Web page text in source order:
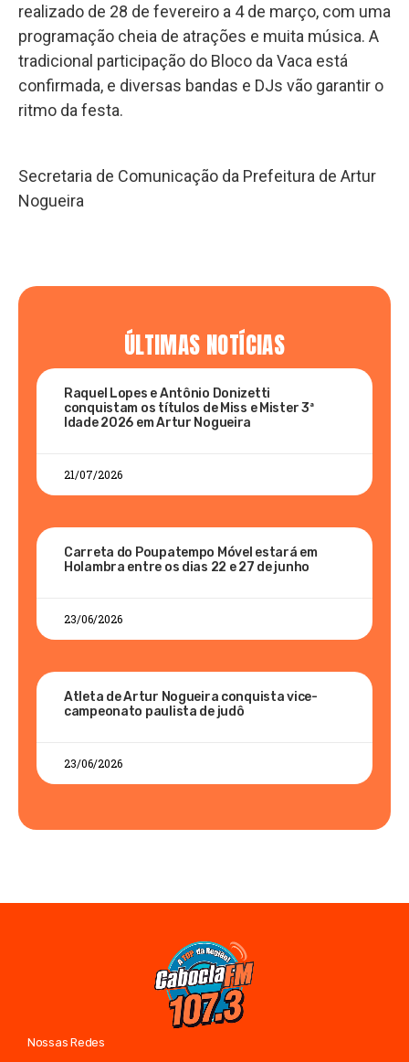
realizado de 28 de fevereiro a 4 de março, com uma
programação cheia de atrações e muita música. A
tradicional participação do Bloco da Vaca está
confirmada, e diversas bandas e DJs vão garantir o
ritmo da festa.
Secretaria de Comunicação da Prefeitura de Artur
Nogueira
ÚLTIMAS NOTÍCIAS
Raquel Lopes e Antônio Donizetti
conquistam os títulos de Miss e Mister 3ª
Idade 2026 em Artur Nogueira
21/07/2026
Carreta do Poupatempo Móvel estará em
Holambra entre os dias 22 e 27 de junho
23/06/2026
Atleta de Artur Nogueira conquista vice-
campeonato paulista de judô
23/06/2026
Nossas Redes